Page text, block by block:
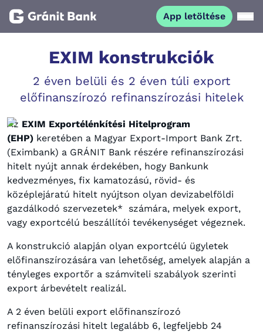
App letöltése
Magánszemélyeknek
Vállalkozásoknak
Fiataloknak
Befektetőknek
Kapcsolat
App letöltése
EXIM konstrukciók
2 éven belüli és 2 éven túli export
előfinanszírozó refinanszírozási hitelek
Az EXIM Exportélénkítési Hitelprogram
(EHP) keretében a Magyar Export-Import Bank Zrt.
(Eximbank) a GRÁNIT Bank részére refinanszírozási
hitelt nyújt annak érdekében, hogy Bankunk
kedvezményes, fix kamatozású, rövid- és
középlejáratú hitelt nyújtson olyan devizabelföldi
gazdálkodó szervezetek* számára, melyek export,
vagy exportcélú beszállítói tevékenységet végeznek.
A konstrukció alapján olyan exportcélú ügyletek
előfinanszírozására van lehetőség, amelyek alapján a
tényleges exportőr a számviteli szabályok szerinti
export árbevételt realizál.
A 2 éven belüli export előfinanszírozó
refinanszírozási hitelt legalább 6, legfeljebb 24